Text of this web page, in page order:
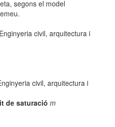
segons el model
civil, arquitectura i
civil, arquitectura i
de saturació m